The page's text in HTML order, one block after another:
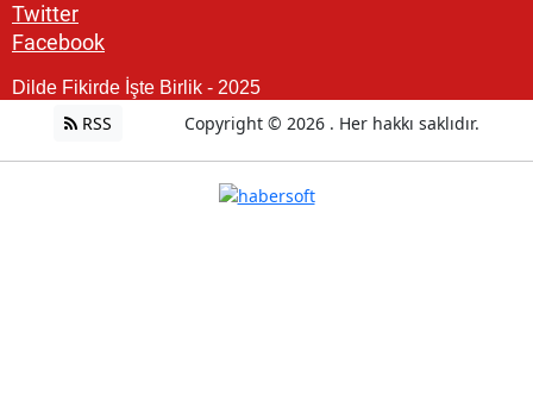
Twitter
Facebook
Dilde Fikirde İşte Birlik - 2025
RSS Copyright © 2026 . Her hakkı saklıdır.